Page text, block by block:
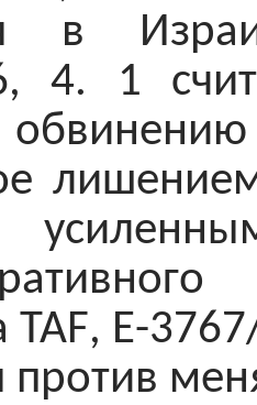
в
4. 1
TAF, E-
против